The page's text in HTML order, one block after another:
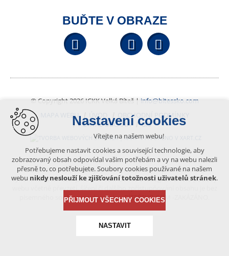
BUĎTE V OBRAZE
Facebook YouTube
© Copyright 2026 ICKK Velká Bíteš | info@bitessko.com
MAPA WEBU
ÚVOD
OBCHODNÍ PODMÍNKY
PORTÁL OBČANA
GIS
VYTVOŘENO V XART.CZ
Obsah tohoto portálu je chráněn autorským právem, které
vykonává vydavatel. Jakékoliv užití článků a fotografií z této podoby
písemného souhlasu vydavatele – BÍTEŠSKO.COM -ZAKÁZÁNO.
Nastavení cookies
Vítejte na našem webu!
Potřebujeme nastavit cookies a související technologie, aby
zobrazovaný obsah odpovídal vašim potřebám a vy na webu nalezli
přesně to, co potřebujete. Soubory cookies používané na našem
webu nikdy neslouží ke zjišťování totožnosti uživatelů stránek.
PŘIJMOUT VŠECHNY COOKIES
NASTAVIT